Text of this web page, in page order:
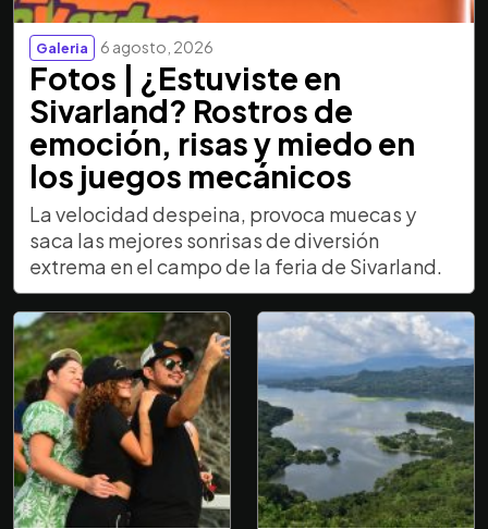
Galeria 6 agosto, 2026
Fotos | ¿Estuviste en
Sivarland? Rostros de
emoción, risas y miedo en
los juegos mecánicos
La velocidad despeina, provoca muecas y
saca las mejores sonrisas de diversión
extrema en el campo de la feria de Sivarland.